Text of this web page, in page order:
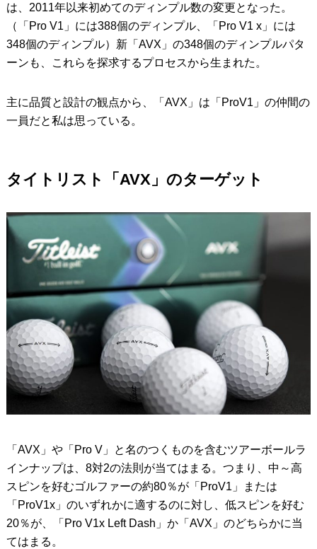
は、2011年以来初めてのディンプル数の変更となった。
（「Pro V1」には388個のディンプル、「Pro V1 x」には
348個のディンプル）新「AVX」の348個のディンプルパタ
ーンも、これらを探求するプロセスから生まれた。
主に品質と設計の観点から、「AVX」は「ProV1」の仲間の
一員だと私は思っている。
タイトリスト「AVX」のターゲット
「AVX」や「Pro V」と名のつくものを含むツアーボールラ
インナップは、8対2の法則が当てはまる。つまり、中～高
スピンを好むゴルファーの約80％が「ProV1」または
「ProV1x」のいずれかに適するのに対し、低スピンを好む
20％が、「Pro V1x Left Dash」か「AVX」のどちらかに当
てはまる。